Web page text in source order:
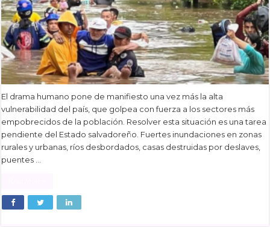
El drama humano pone de manifiesto una vez más la alta
vulnerabilidad del país, que golpea con fuerza a los sectores más
empobrecidos de la población. Resolver esta situación es una tarea
pendiente del Estado salvadoreño. Fuertes inundaciones en zonas
rurales y urbanas, ríos desbordados, casas destruidas por deslaves,
puentes …